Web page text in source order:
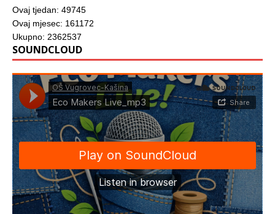
Ovaj tjedan: 49745
Ovaj mjesec: 161172
Ukupno: 2362537
SOUNDCLOUD